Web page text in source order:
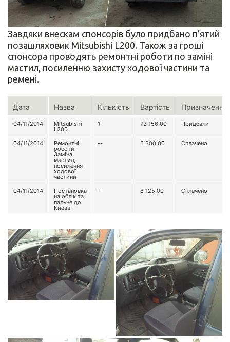
Завдяки внескам спонсорів було придбано п’ятий
позашляховик Mitsubishi L200. Також за гроші
спонсора проводять ремонтні роботи по заміні
мастил, посиленню захисту ходової частини та
ремені.
Дата Назва Кількість Вартість Призначення
04/11/2014 Mitsubishi
L200
1 73 156.00 Придбали
04/11/2014 Ремонтні
роботи.
Заміна
мастил,
посилення
ходової
частини
-- 5 300.00 Сплачено
04/11/2014 Постановка
на облік та
пальне до
Киева
-- 8 125.00 Сплачено